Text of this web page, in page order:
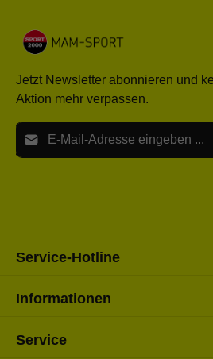
Jetzt Newsletter abonnieren und
Aktion mehr verpassen.
E-Mail-Adresse*
Service-Hotline
Informationen
Service